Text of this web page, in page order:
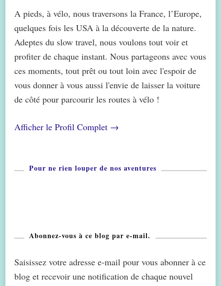
A pieds, à vélo, nous traversons la France, l’Europe,
quelques fois les USA à la découverte de la nature.
Adeptes du slow travel, nous voulons tout voir et
profiter de chaque instant. Nous partageons avec vous
ces moments, tout prêt ou tout loin avec l'espoir de
vous donner à vous aussi l'envie de laisser la voiture
de côté pour parcourir les routes à vélo !
Afficher le Profil Complet →
Pour ne rien louper de nos aventures
Abonnez-vous à ce blog par e-mail.
Saisissez votre adresse e-mail pour vous abonner à ce
blog et recevoir une notification de chaque nouvel